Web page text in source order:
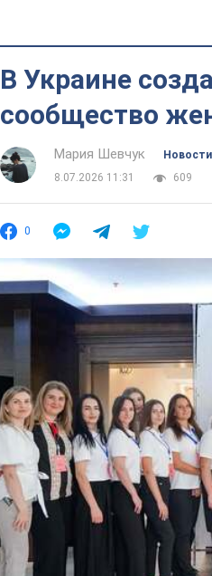
В Украине
сообщество
Мария Шевчук
8.07.2026 11:31
609
0